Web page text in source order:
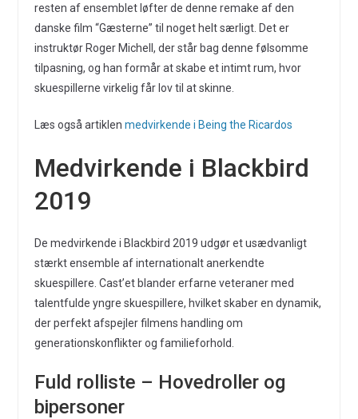
resten af ensemblet løfter de denne remake af den
danske film “Gæsterne” til noget helt særligt. Det er
instruktør Roger Michell, der står bag denne følsomme
tilpasning, og han formår at skabe et intimt rum, hvor
skuespillerne virkelig får lov til at skinne.
Læs også artiklen medvirkende i Being the Ricardos
Medvirkende i Blackbird
2019
De medvirkende i Blackbird 2019 udgør et usædvanligt
stærkt ensemble af internationalt anerkendte
skuespillere. Cast’et blander erfarne veteraner med
talentfulde yngre skuespillere, hvilket skaber en dynamik,
der perfekt afspejler filmens handling om
generationskonflikter og familieforhold.
Fuld rolliste – Hovedroller og
bipersoner